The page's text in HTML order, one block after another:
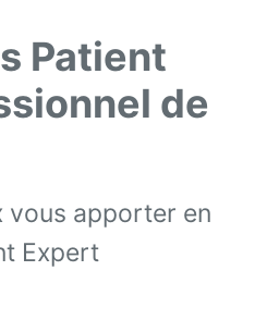
Patient
de
vous apporter en
Expert